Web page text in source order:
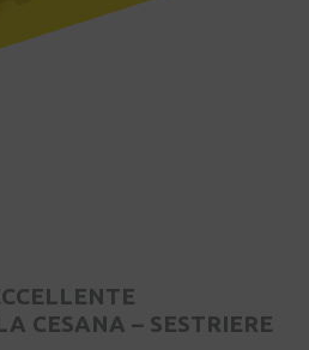
CESANA – SESTRIERE